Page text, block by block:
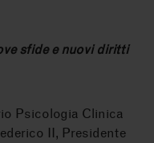
sfide e nuovi diritti
Psicologia Clinica
II, Presidente